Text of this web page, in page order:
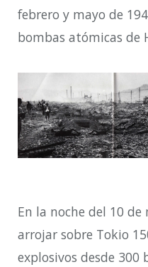
febrero y mayo de
bombas atómicas de
En la noche del 10
arrojar sobre Tokio
explosivos desde 300